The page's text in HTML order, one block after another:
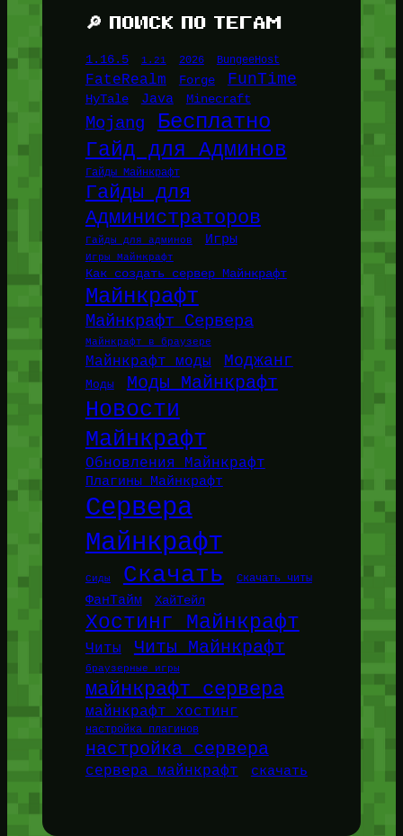
🔎 ПОИСК ПО ТЕГАМ
1.16.5 1.21 2026 BungeeHost
FateRealm Forge FunTime
HyTale Java Minecraft
Mojang Бесплатно
Гайд для Админов
Гайды Майнкрафт
Гайды для
Администраторов
Гайды для админов Игры
Игры Майнкрафт
Как создать сервер Майнкрафт
Майнкрафт
Майнкрафт Сервера
Майнкрафт в браузере
Майнкрафт моды Моджанг
Моды Моды Майнкрафт
Новости
Майнкрафт
Обновления Майнкрафт
Плагины Майнкрафт
Сервера
Майнкрафт
Сиды Скачать Скачать читы
ФанТайм ХайТейл
Хостинг Майнкрафт
Читы Читы Майнкрафт
браузерные игры
майнкрафт сервера
майнкрафт хостинг
настройка плагинов
настройка сервера
сервера майнкрафт скачать